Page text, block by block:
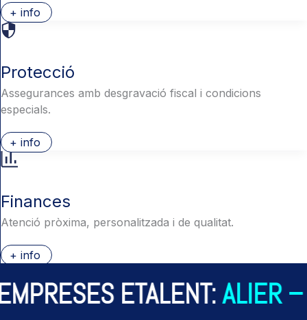
+ info
Protecció
Assegurances amb desgravació fiscal i condicions
especials.
+ info
Finances
Atenció pròxima, personalitzada i de qualitat.
+ info
ETALENT:ALIER –